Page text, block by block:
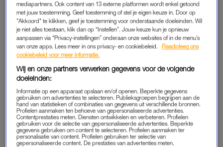
aangetroffen in zijn woning in Enschede.
Babette van Veen en Bas Westerweel waren van 1998 tot en
met 2010 getrouwd en kregen samen twee zoons: Silvijn en
Sebastiaan. Ondanks hun scheiding bleven zij via hun gezin
altijd met elkaar verbonden.
Bekende Nederlanders staan
stil bij overlijden presentator
Bas Westerweel (62)
mediapartners. Ook content van 13 externe platformen wordt enkel getoond
met jouw toestemming. Geef toestemming of stel je eigen keuze in. Door op
"Akkoord" te klikken, geef je toestemming voor onderstaande doeleinden. Wil
je niet alles toestaan, klik dan op “Instellen”. Jouw keuze kun je opnieuw
aanpassen via “Privacy-instellingen” onderaan onze websites of in de menu’s
van onze apps. Lees meer in ons privacy- en cookiebeleid.
Raadpleeg ons
cookiebeleid voor meer informatie.
Wij en onze partners verwerken gegevens voor de volgende
doeleinden:
Informatie op een apparaat opslaan en/of openen. Beperkte gegevens
gebruiken om advertenties te selecteren. Publieksgroepen begrijpen aan de
hand van statistieken of combinaties van gegevens uit verschillende bronnen.
Profielen aanmaken ten behoeve van gepersonaliseerde advertenties.
Contentprestaties meten. Diensten ontwikkelen en verbeteren. Profielen
gebruiken voor de selectie van gepersonaliseerde advertenties. Beperkte
gegevens gebruiken om content te selecteren. Profielen aanmaken ter
personalisatie van content. Profielen gebruiken ter selectie van
gepersonaliseerde content. De prestaties van advertenties meten.